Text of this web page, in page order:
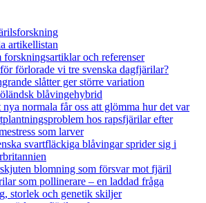
artikellistan
forskningsartiklar och referenser
förlorade vi tre svenska dagfjärilar?
slåtter ger större variation
blåvingehybrid
nya normala får oss att glömma hur det var
hos rapsfjärilar efter
som larver
svartfläckiga blåvingar sprider sig i
blomning som försvar mot fjäril
som pollinerare – en laddad fråga
storlek och genetik skiljer